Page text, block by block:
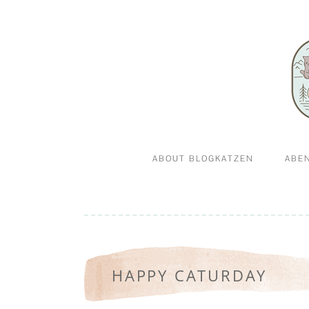
ABOUT BLOGKATZEN
HAPPY CATURDAY